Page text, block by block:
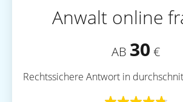
Anwalt online
AB 30 €
Rechtssichere Antwort in